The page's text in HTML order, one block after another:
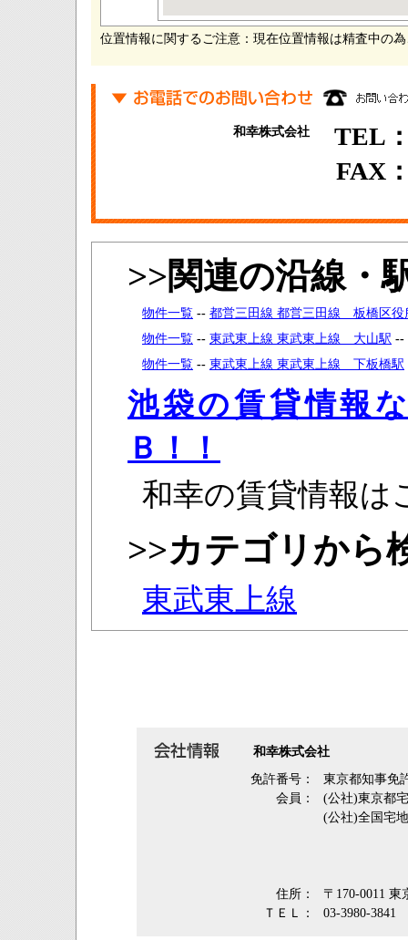
位置情報に関するご注意：現在位置情報は精査中の
和幸株式会社
TEL
FAX
>>関連の沿線・
物件一覧 -- 都営三田線 都営三田線 板橋区役
物件一覧 -- 東武東上線 東武東上線 大山駅 --
物件一覧 -- 東武東上線 東武東上線 下板橋駅
池袋の賃貸情報
Ｂ！！
和幸の賃貸情報は
>>カテゴリから
東武東上線
和幸株式会社
免許番号：
東京都知事免
会員：
(公社)東京都
(公社)全国宅
住所：
〒170-0011
ＴＥＬ：
03-3980-3841